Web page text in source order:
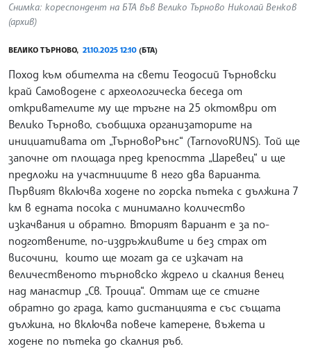
Снимка: кореспондент на БТА във Велико Търново Николай Венков
(архив)
ВЕЛИКО ТЪРНОВО, 21.10.2025 12:10 (БТА)
Поход към обителта на свети Теодосий Търновски
край Самоводене с археологическа беседа от
откривателите му ще тръгне на 25 октомври от
Велико Търново, съобщиха организаторите на
инициативата от „ТърновоРънс“ (TarnovoRUNS). Той ще
започне от площада пред крепостта „Царевец“ и ще
предложи на участниците в него два варианта.
Първият включва ходене по горска пътека с дължина 7
км в едната посока с минимално количество
изкачвания и обратно. Вторият вариант е за по-
подготвените, по-издръжливите и без страх от
височини, които ще могат да се изкачат на
величественото търновско ждрело и скалния венец
над манастир „Св. Троица“. Оттам ще се стигне
обратно до града, като дистанцията е със същата
дължина, но включва повече катерене, въжета и
ходене по пътека до скалния ръб.